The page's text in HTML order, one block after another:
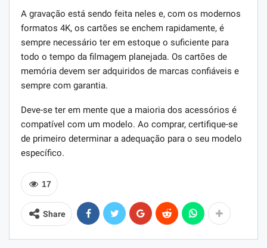
A gravação está sendo feita neles e, com os modernos
formatos 4K, os cartões se enchem rapidamente, é
sempre necessário ter em estoque o suficiente para
todo o tempo da filmagem planejada. Os cartões de
memória devem ser adquiridos de marcas confiáveis ​​e
sempre com garantia.
Deve-se ter em mente que a maioria dos acessórios é
compatível com um modelo. Ao comprar, certifique-se
de primeiro determinar a adequação para o seu modelo
específico.
17
Share